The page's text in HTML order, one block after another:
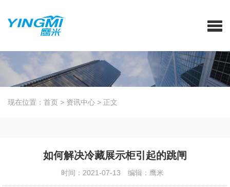
现在位置： 首页 > 资讯中心 > 正文
如何解决冷藏展示柜引起的跳闸
时间：2021-07-13 编辑：鹰米